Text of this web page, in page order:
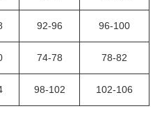
92-96 96-100
74-78 78-82
98-102 102-106